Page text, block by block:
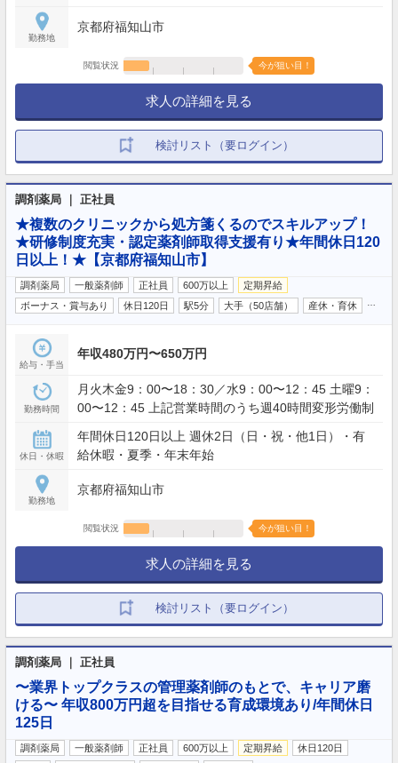
勤務地
京都府福知山市
閲覧状況 今が狙い目！
求人の詳細を見る
検討リスト（要ログイン）
調剤薬局 ｜ 正社員
★複数のクリニックから処方箋くるのでスキルアップ！
★研修制度充実・認定薬剤師取得支援有り★年間休日120
日以上！★【京都府福知山市】
調剤薬局 一般薬剤師 正社員 600万以上
定期昇給
ボーナス・賞与あり
休日120日 駅5分 大手（50店舗） 産休・育休
給与・手当
年収480万円〜650万円
勤務時間
月火木金9：00〜18：30／水9：00〜12：45 土曜9：
00〜12：45 上記営業時間のうち週40時間変形労働制
休日・休暇
年間休日120日以上 週休2日（日・祝・他1日）・有
給休暇・夏季・年末年始
勤務地
京都府福知山市
閲覧状況 今が狙い目！
求人の詳細を見る
検討リスト（要ログイン）
調剤薬局 ｜ 正社員
〜業界トップクラスの管理薬剤師のもとで、キャリア磨
ける〜 年収800万円超を目指せる育成環境あり/年間休日
125日
調剤薬局 一般薬剤師 正社員 600万以上 定期昇給
休日120日